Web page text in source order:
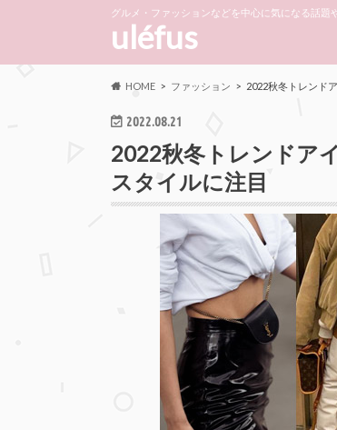
グルメ・ファッションなどを中心に気になる話題
uléfus
HOME ファッション 2022秋冬トレンド
2022.08.21
2022秋冬トレンドア
スタイルに注目